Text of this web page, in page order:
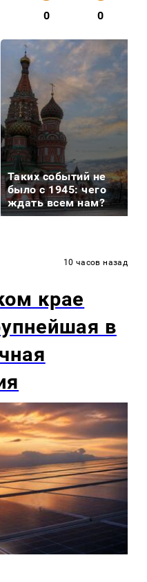
0 0
Таких событий не
было с 1945: чего
ждать всем нам?
10 часов назад
крае
в